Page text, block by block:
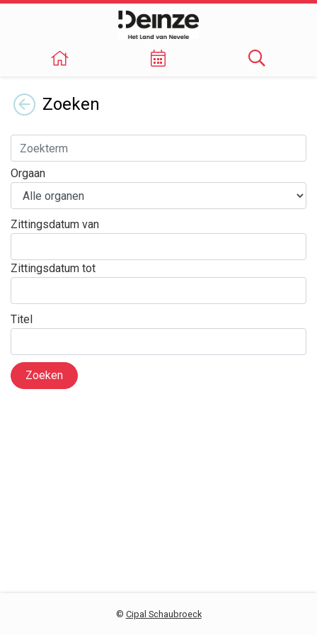
TerugZoeken
Orgaan
Zittingsdatum van
Zittingsdatum tot
Titel
Zoeken
© Cipal Schaubroeck